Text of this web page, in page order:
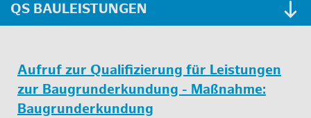
QS BAU­LEIS­TUN­GEN
Auf­ruf zur Qua­li­fi­zie­rung für Leis­tun­gen
zur Bau­grun­d­er­kun­dung - Maß­nah­me:
Bau­grun­d­er­kun­dung